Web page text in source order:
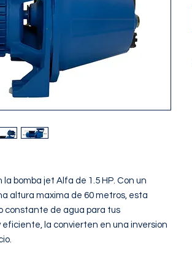
bomba jet Alfa de 1.5 HP. Con un
altura maxima de 60 metros, esta
constante de agua para tus
eficiente, la convierten en una inversion